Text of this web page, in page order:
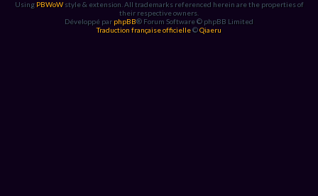
Using PBWoWstyle & extension. All trademarks referenced herein are the properties of
their respective owners.
Développé par phpBB® Forum Software © phpBB Limited
Traduction française officielle©Qiaeru